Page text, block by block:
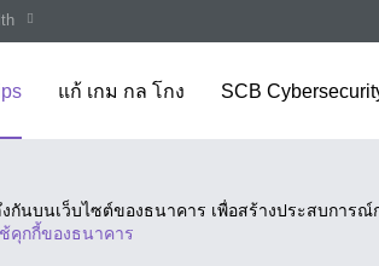
แก้ เกม กล โกง SCB
กันบนเว็บไซต์ของธนาคาร เพื่อสร้างประสบการณ์
คุกกี้ของธนาคาร